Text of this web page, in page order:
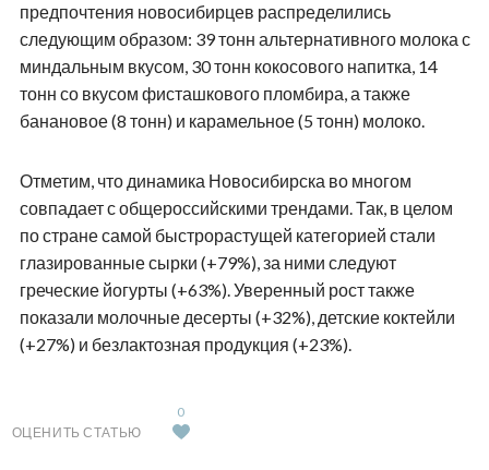
предпочтения новосибирцев распределились
следующим образом: 39 тонн альтернативного молока с
миндальным вкусом, 30 тонн кокосового напитка, 14
тонн со вкусом фисташкового пломбира, а также
банановое (8 тонн) и карамельное (5 тонн) молоко.
Отметим, что динамика Новосибирска во многом
совпадает с общероссийскими трендами. Так, в целом
по стране самой быстрорастущей категорией стали
глазированные сырки (+79%), за ними следуют
греческие йогурты (+63%). Уверенный рост также
показали молочные десерты (+32%), детские коктейли
(+27%) и безлактозная продукция (+23%).
ОЦЕНИТЬ СТАТЬЮ
0